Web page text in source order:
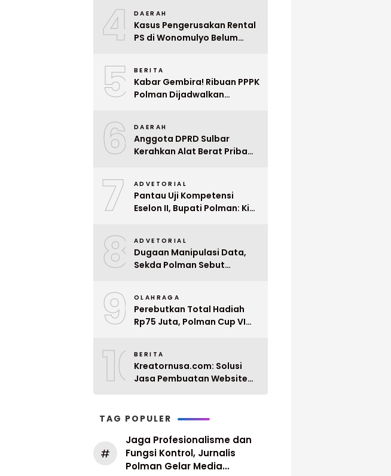
4 DAERAH
Kasus Pengerusakan Rental
PS di Wonomulyo Belum
Pelaku
5 BERITA
Kabar Gembira! Ribuan PPPK
Polman Dijadwalkan
6 DAERAH
Anggota DPRD Sulbar
Kerahkan Alat Berat Pribadi
7 ADVETORIAL
Pantau Uji Kompetensi
Eselon II, Bupati Polman: Kita
8 ADVETORIAL
Dugaan Manipulasi Data,
Sekda Polman Sebut
Ditunda
9 OLAHRAGA
Perebutkan Total Hadiah
Rp75 Juta, Polman Cup VI
10BERITA
Kreatornusa.com: Solusi
Jasa Pembuatan Website
TAG POPULER
#
Jaga Profesionalisme dan
Fungsi Kontrol, Jurnalis
Polman Gelar Media